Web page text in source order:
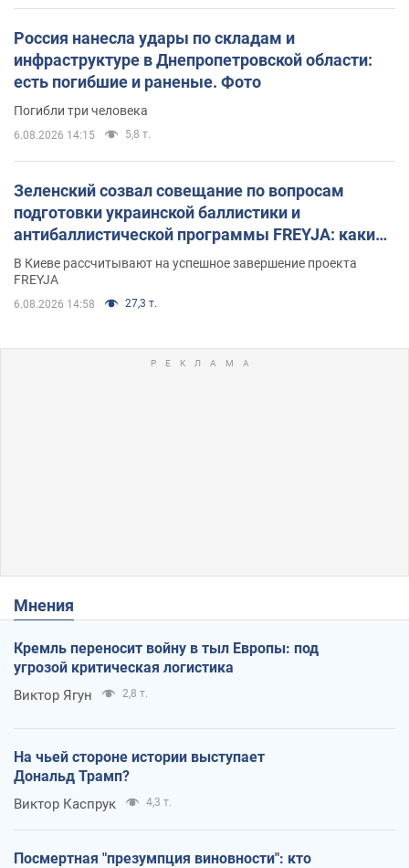
Россия нанесла удары по складам и
инфраструктуре в Днепропетровской области:
есть погибшие и раненые. Фото
Погибли три человека
6.08.2026 14:15 5,8 т.
Зеленский созвал совещание по вопросам
подготовки украинской баллистики и
антибаллистической программы FREYJA: какие
решения готовятся
В Киеве рассчитывают на успешное завершение проекта
FREYJA
6.08.2026 14:58 27,3 т.
Мнения
Кремль переносит войну в тыл Европы: под
угрозой критическая логистика
Виктор Ягун 2,8 т.
На чьей стороне истории выступает
Дональд Трамп?
Виктор Каспрук 4,3 т.
Посмертная "презумпция виновности": кто